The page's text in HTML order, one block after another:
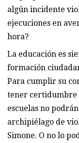
algún incidente
ejecuciones en
hora?
La educación es
formación
Para cumplir su
tener certidumbre
escuelas no
archipiélago de
Simone. O no lo